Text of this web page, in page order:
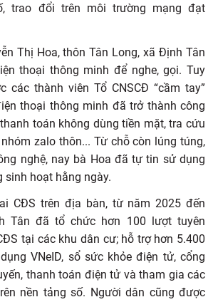
trao đổi trên môi trường mạng đạt
Thị Hoa, thôn Tân Long, xã Định Tân
thoại thông minh để nghe, gọi. Tuy
các thành viên Tổ CNSCĐ “cầm tay”
thoại thông minh đã trở thành công
toán không dùng tiền mặt, tra cứu
zalo thôn... Từ chỗ còn lúng túng,
nghệ, nay bà Hoa đã tự tin sử dụng
sinh hoạt hằng ngày.
CĐS trên địa bàn, từ năm 2025 đến
Tân đã tổ chức hơn 100 lượt tuyên
tại các khu dân cư; hỗ trợ hơn 5.400
VNeID, sổ sức khỏe điện tử, cổng
thanh toán điện tử và tham gia các
nền tảng số. Người dân cũng được